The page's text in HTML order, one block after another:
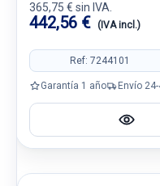
365,75 € sin IVA.
442,56 € (IVA incl.)
Ref: 7244101
Garantía 1 año Envío